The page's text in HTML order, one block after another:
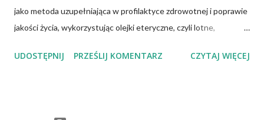
jako metoda uzupełniająca w profilaktyce zdrowotnej i poprawie
jakości życia, wykorzystując olejki eteryczne, czyli lotne,
części roślin. Olejki te wykazują określone właściwości
UDOSTĘPNIJ PRZEŚLIJ KOMENTARZ CZYTAJ WIĘCEJ